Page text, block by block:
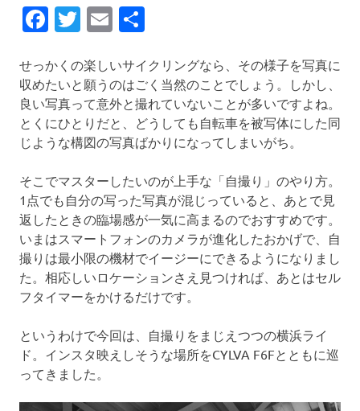
Facebook
Twitter
Email
せっかくの楽しいサイクリングなら、その様子を写真に
収めたいと願うのはごく当然のことでしょう。しかし、
良い写真って意外と撮れていないことが多いですよね。
とくにひとりだと、どうしても自転車を被写体にした同
じような構図の写真ばかりになってしまいがち。
そこでマスターしたいのが上手な「自撮り」のやり方。
1点でも自分の写った写真が混じっていると、あとで見
返したときの臨場感が一気に高まるのでおすすめです。
いまはスマートフォンのカメラが進化したおかげで、自
撮りは最小限の機材でイージーにできるようになりまし
た。相応しいロケーションさえ見つければ、あとはセル
フタイマーをかけるだけです。
というわけで今回は、自撮りをまじえつつの横浜ライ
ド。インスタ映えしそうな場所をCYLVA F6Fとともに巡
ってきました。